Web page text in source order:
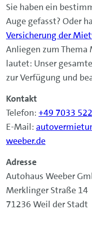
Sie haben ein
Auge gefasst? Oder
Versicherung der
Anliegen zum
lautet: Unser
zur Verfügung und
Kontakt
Telefon: +49 7033
E-Mail:
weeber.de
Adresse
Autohaus Weeber
Merklinger Straße 14
71236 Weil der Stadt